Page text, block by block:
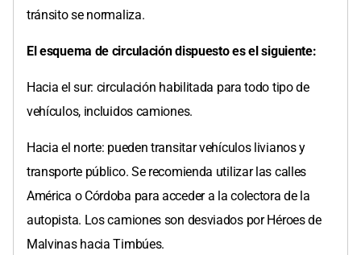
tránsito se normaliza.
El esquema de circulación dispuesto es el siguiente:
Hacia el sur: circulación habilitada para todo tipo de
vehículos, incluidos camiones.
Hacia el norte: pueden transitar vehículos livianos y
transporte público. Se recomienda utilizar las calles
América o Córdoba para acceder a la colectora de la
autopista. Los camiones son desviados por Héroes de
Malvinas hacia Timbúes.